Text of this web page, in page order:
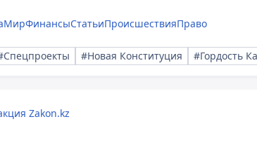
МирФинансыСтатьиПроисшествияПраво
#Новая Конституция #Гордость
Zakon.kz